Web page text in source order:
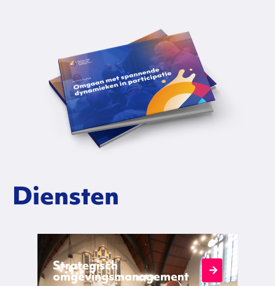
Diensten
Strategisch
omgevingsmanagement